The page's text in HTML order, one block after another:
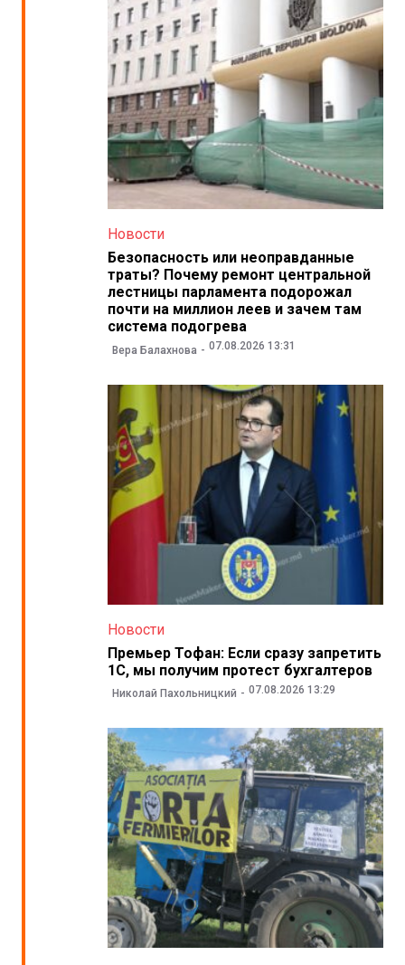
Новости
Безопасность или неоправданные
траты? Почему ремонт центральной
лестницы парламента подорожал
почти на миллион леев и зачем там
система подогрева
Вера Балахнова 07.08.2026 13:31
Новости
Премьер Тофан: Если сразу запретить
1С, мы получим протест бухгалтеров
Николай Пахольницкий 07.08.2026 13:29